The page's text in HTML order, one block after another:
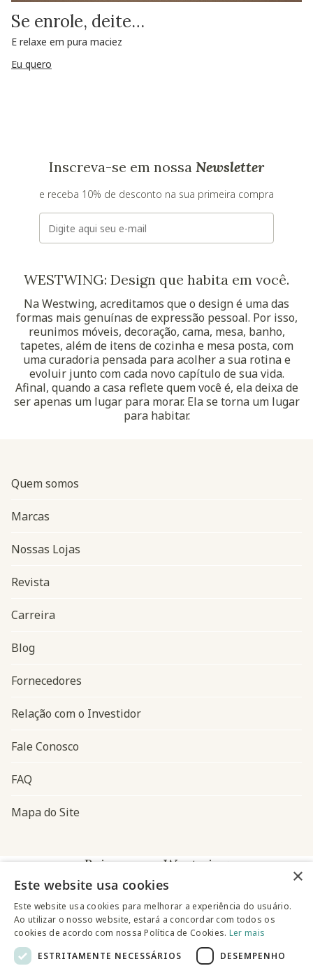
Se enrole, deite…
E relaxe em pura maciez
Eu quero
Inscreva-se em nossa Newsletter
e receba 10% de desconto na sua primeira compra
E-mail
WESTWING: Design que habita em você.
Na Westwing, acreditamos que o design é uma das
formas mais genuínas de expressão pessoal. Por isso,
reunimos móveis, decoração, cama, mesa, banho,
tapetes, além de itens de cozinha e mesa posta, com
uma curadoria pensada para acolher a sua rotina e
evoluir junto com cada novo capítulo de sua vida.
Afinal, quando a casa reflete quem você é, ela deixa de
ser apenas um lugar para morar. Ela se torna um lugar
para habitar.
Navegação do rodapé
Quem somos
Marcas
Nossas Lojas
Revista
Carreira
Blog
Fornecedores
Relação com o Investidor
Fale Conosco
FAQ
Mapa do Site
Baixe o app Westwing
×
Este website usa cookies
Este website usa cookies para melhorar a experiência do usuário.
Ao utilizar o nosso website, estará a concordar com todos os
cookies de acordo com nossa Política de Cookies. Ler mais
ESTRITAMENTE NECESSÁRIOS
DESEMPENHO